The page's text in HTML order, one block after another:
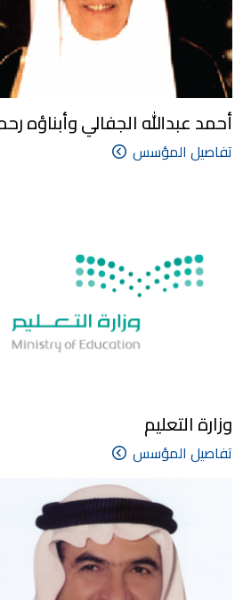
أحمد عبدالله الجفالي وأبناؤه
تفاصيل المؤسس
وزارة التعليم
تفاصيل المؤسس